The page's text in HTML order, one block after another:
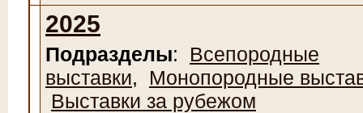
2025
Подразделы:
Всепородные
выставки,
Монопородные
Выставки за рубежом